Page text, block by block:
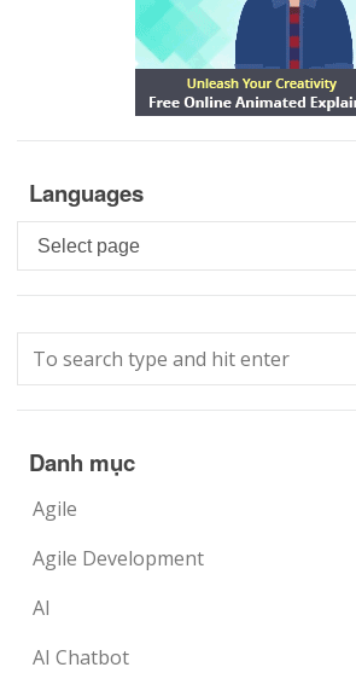
Languages
Languages
Danh mục
Agile
Agile Development
AI
AI Chatbot